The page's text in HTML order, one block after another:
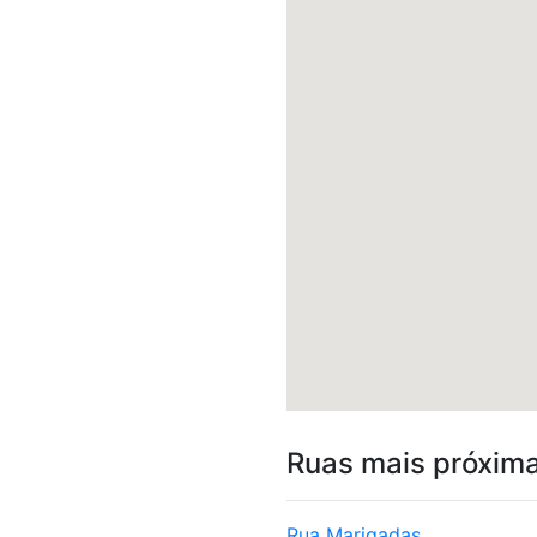
Ruas mais